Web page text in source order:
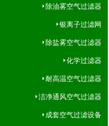
除油雾空气过滤器
银离子过滤网
除盐雾空气过滤器
化学过滤器
耐高温空气过滤器
洁净通风空气过滤器
成套空气过滤设备